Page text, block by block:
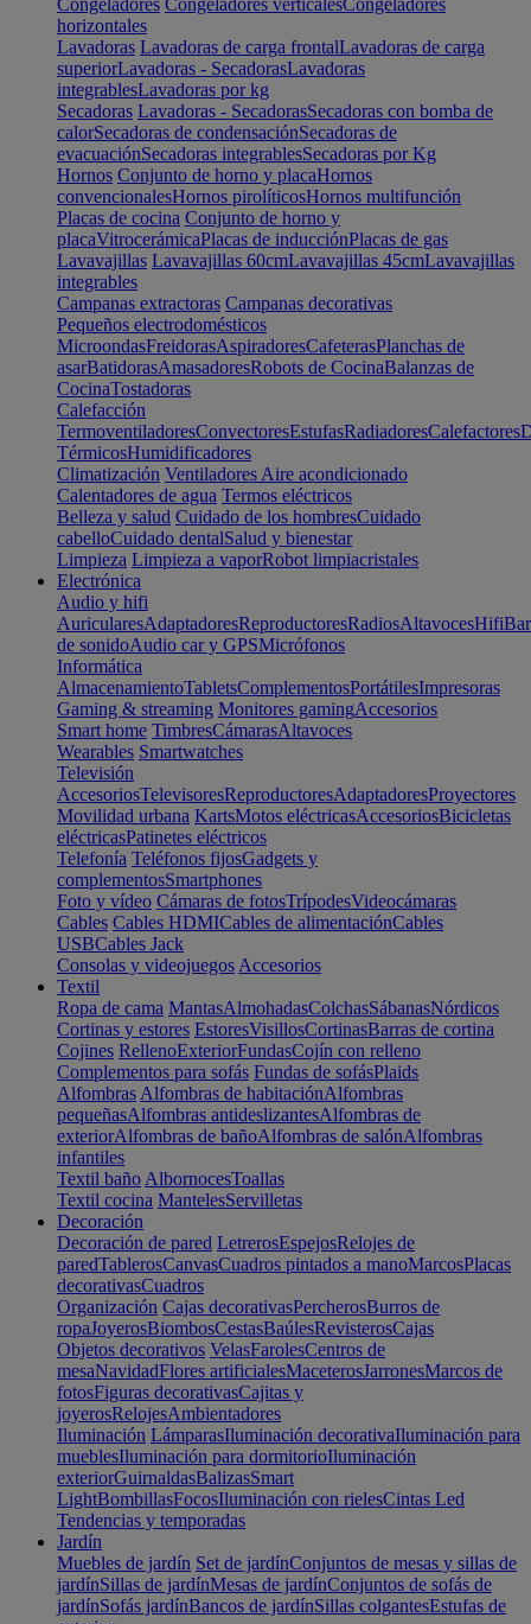
Congeladores Congeladores verticalesCongeladores
horizontales
Lavadoras Lavadoras de carga frontalLavadoras de carga
superiorLavadoras - SecadorasLavadoras
integrablesLavadoras por kg
Secadoras Lavadoras - SecadorasSecadoras con bomba de
calorSecadoras de condensaciónSecadoras de
evacuaciónSecadoras integrablesSecadoras por Kg
Hornos Conjunto de horno y placaHornos
convencionalesHornos pirolíticosHornos multifunción
Placas de cocina Conjunto de horno y
placaVitrocerámicaPlacas de inducciónPlacas de gas
Lavavajillas Lavavajillas 60cmLavavajillas 45cmLavavajillas
integrables
Campanas extractoras Campanas decorativas
Pequeños electrodomésticos
MicroondasFreidorasAspiradoresCafeterasPlanchas de
asarBatidorasAmasadoresRobots de CocinaBalanzas de
CocinaTostadoras
Calefacción
TermoventiladoresConvectoresEstufasRadiadoresCalefactores
TérmicosHumidificadores
Climatización Ventiladores Aire acondicionado
Calentadores de agua Termos eléctricos
Belleza y salud Cuidado de los hombresCuidado
cabelloCuidado dentalSalud y bienestar
Limpieza Limpieza a vaporRobot limpiacristales
Electrónica
Audio y hifi
AuricularesAdaptadoresReproductoresRadiosAltavocesHifi
de sonidoAudio car y GPSMicrófonos
Informática
AlmacenamientoTabletsComplementosPortátilesImpresoras
Gaming & streaming Monitores gamingAccesorios
Smart home TimbresCámarasAltavoces
Wearables Smartwatches
Televisión
AccesoriosTelevisoresReproductoresAdaptadoresProyectores
Movilidad urbana KartsMotos eléctricasAccesoriosBicicletas
eléctricasPatinetes eléctricos
Telefonía Teléfonos fijosGadgets y
complementosSmartphones
Foto y vídeo Cámaras de fotosTrípodesVideocámaras
Cables Cables HDMICables de alimentaciónCables
USBCables Jack
Consolas y videojuegos Accesorios
Textil
Ropa de cama MantasAlmohadasColchasSábanasNórdicos
Cortinas y estores EstoresVisillosCortinasBarras de cortina
Cojines RellenoExteriorFundasCojín con relleno
Complementos para sofás Fundas de sofásPlaids
Alfombras Alfombras de habitaciónAlfombras
pequeñasAlfombras antideslizantesAlfombras de
exteriorAlfombras de bañoAlfombras de salónAlfombras
infantiles
Textil baño AlbornocesToallas
Textil cocina MantelesServilletas
Decoración
Decoración de pared LetrerosEspejosRelojes de
paredTablerosCanvasCuadros pintados a manoMarcosPlacas
decorativasCuadros
Organización Cajas decorativasPercherosBurros de
ropaJoyerosBiombosCestasBaúlesRevisterosCajas
Objetos decorativos VelasFarolesCentros de
mesaNavidadFlores artificialesMaceterosJarronesMarcos de
fotosFiguras decorativasCajitas y
joyerosRelojesAmbientadores
Iluminación LámparasIluminación decorativaIluminación para
mueblesIluminación para dormitorioIluminación
exteriorGuirnaldasBalizasSmart
LightBombillasFocosIluminación con rielesCintas Led
Tendencias y temporadas
Jardín
Muebles de jardín Set de jardínConjuntos de mesas y sillas de
jardínSillas de jardínMesas de jardínConjuntos de sofás de
jardínSofás jardínBancos de jardínSillas colgantesEstufas de